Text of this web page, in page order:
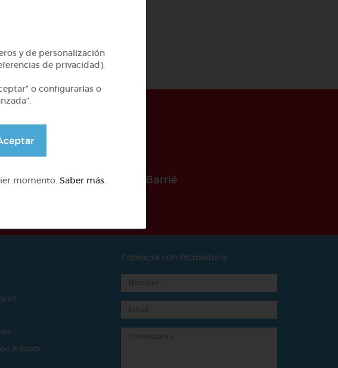
de la Fundación Barrié
Adapta
Contacta con Pictoeduca
y de personalización
de privacidad).
o configurarlas o
momento. Saber más.